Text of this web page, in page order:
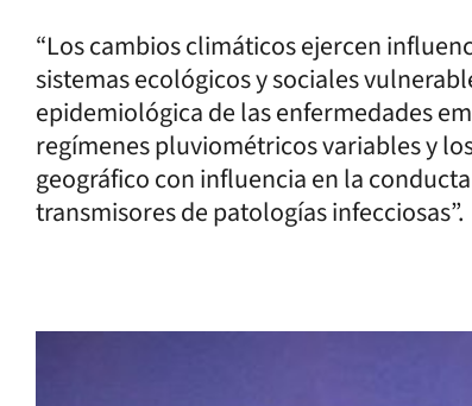
“Los cambios climáticos ejercen
sistemas ecológicos y sociales
epidemiológica de las enfermedades
regímenes pluviométricos variables y
geográfico con influencia en la
transmisores de patologías infecciosas”.